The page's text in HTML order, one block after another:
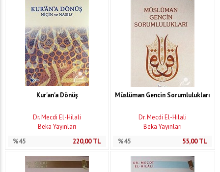
Kur'an'a Dönüş
Dr. Mecdi El-Hilali
Beka Yayınları
%45
220,00TL
Müslüman Gencin Sorumlulukları
Dr. Mecdi El-Hilali
Beka Yayınları
%45
55,00TL